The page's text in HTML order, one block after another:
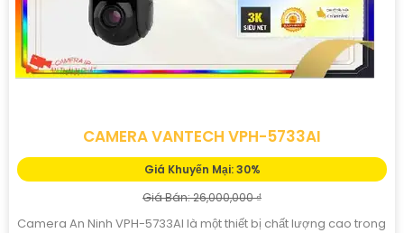
CAMERA VANTECH VPH-5733AI
Giá Khuyến Mại: 30%
Giá Bán: 26,000,000 ₫
Camera An Ninh VPH-5733AI là một thiết bị chất lượng cao trong